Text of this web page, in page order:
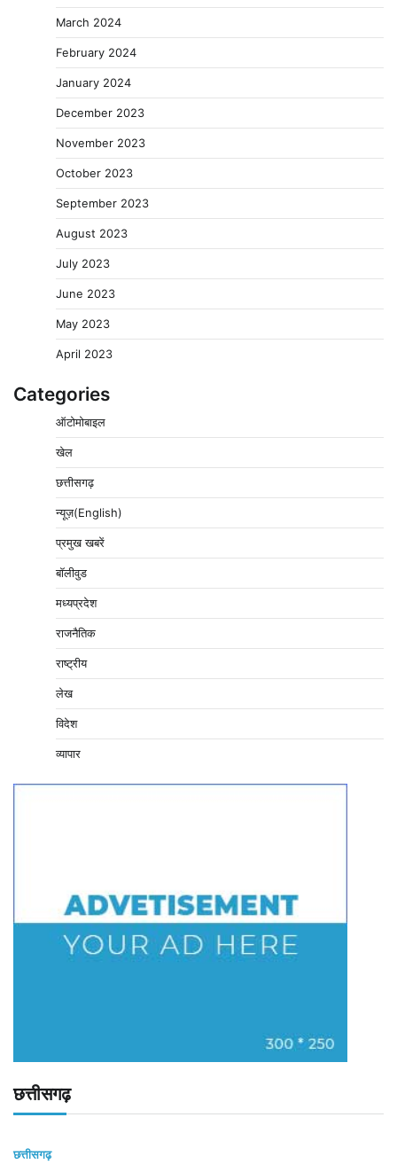
March 2024
February 2024
January 2024
December 2023
November 2023
October 2023
September 2023
August 2023
July 2023
June 2023
May 2023
April 2023
Categories
ऑटोमोबाइल
खेल
छत्तीसगढ़
न्यूज़(English)
प्रमुख खबरें
बॉलीवुड
मध्यप्रदेश
राजनैतिक
राष्ट्रीय
लेख
विदेश
व्यापार
छत्तीसगढ़
छत्तीसगढ़